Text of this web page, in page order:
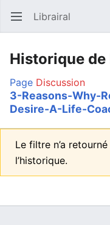
Ouvrir le menu principal Librairal
Historique de
Page Discussion
3-Reasons-Why-
Desire-A-Life-
Le filtre n’a
l’historique.